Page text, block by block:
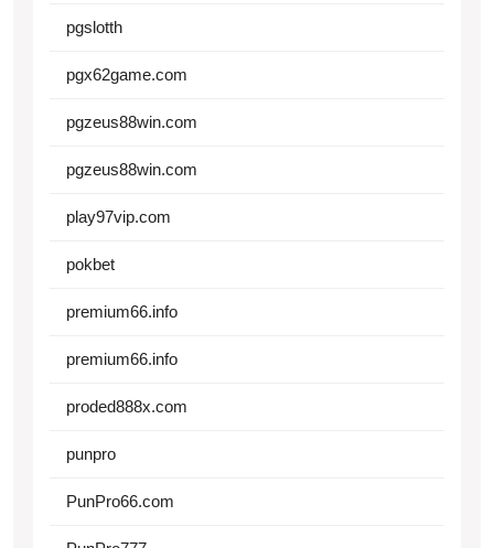
pgslotth
pgx62game.com
pgzeus88win.com
pgzeus88win.com
play97vip.com
pokbet
premium66.info
premium66.info
proded888x.com
punpro
PunPro66.com